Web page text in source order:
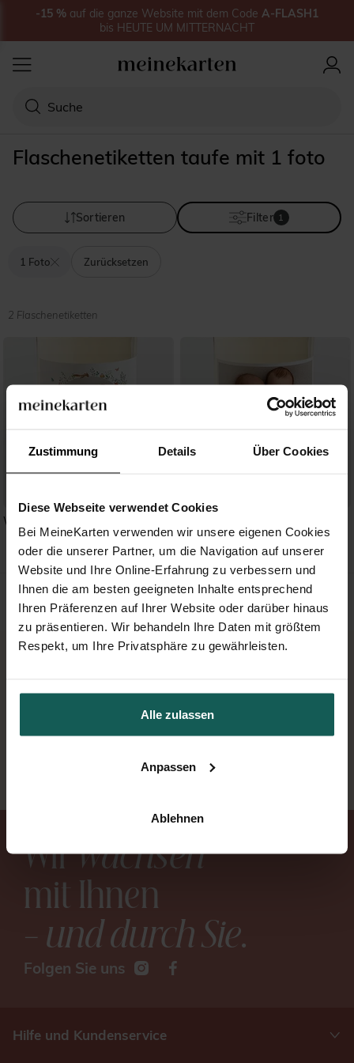
Zustimmung Details Über Cookies
Diese Webseite verwendet Cookies
Bei MeineKarten verwenden wir unsere eigenen Cookies
oder die unserer Partner, um die Navigation auf unserer
Website und Ihre Online-Erfahrung zu verbessern und
Ihnen die am besten geeigneten Inhalte entsprechend
Ihren Präferenzen auf Ihrer Website oder darüber hinaus
zu präsentieren. Wir behandeln Ihre Daten mit größtem
Respekt, um Ihre Privatsphäre zu gewährleisten.
Alle zulassen
Anpassen
Ablehnen
Flaschenetiketten taufe mit 1 foto
Sortieren Filter 1
1 Foto Zurücksetzen
2 Flaschenetiketten
Wald
Bestellen Sie eine kostenlose
Musterkarte und überzeugen Sie
Wirwachsen
mit Ihnen
– und durch Sie.
Folgen Sie uns
Hilfe und Kundenservice
-15 % auf die ganze Website mit dem Code A-FLASH1
bis HEUTE UM MITTERNACHT